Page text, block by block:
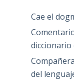
Cae el
diccionario
del